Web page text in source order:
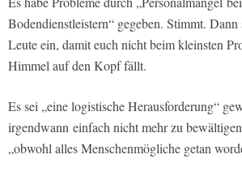
Bodendienstleistern“ gegeben. Stimmt.
Leute ein, damit euch nicht beim kleinsten
Himmel auf den Kopf fällt.
Es sei „eine logistische Herausforderung“
irgendwann einfach nicht mehr zu
„obwohl alles Menschenmögliche getan